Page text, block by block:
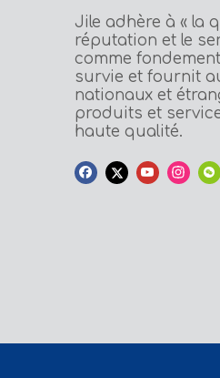
Jile adhère à « la
réputation et le
comme
survie et fournit
nationaux et
produits et
haute qualité.